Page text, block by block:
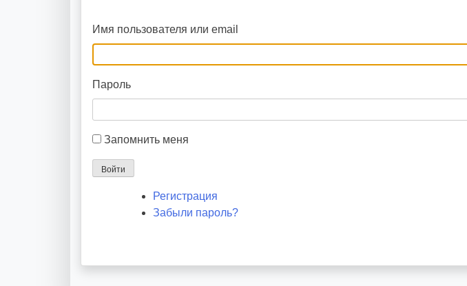
Имя пользователя или email
Пароль
Запомнить меня
Войти
Регистрация
Забыли пароль?